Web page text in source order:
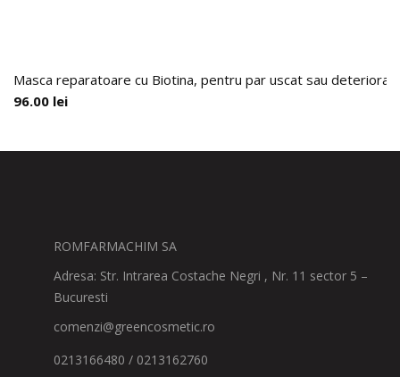
Masca reparatoare cu Biotina, pentru par uscat sau
96.00 lei
ROMFARMACHIM SA
Adresa: Str. Intrarea Costache Negri , Nr. 11 sector 5 –
Bucuresti
comenzi@greencosmetic.ro
0213166480 / 0213162760